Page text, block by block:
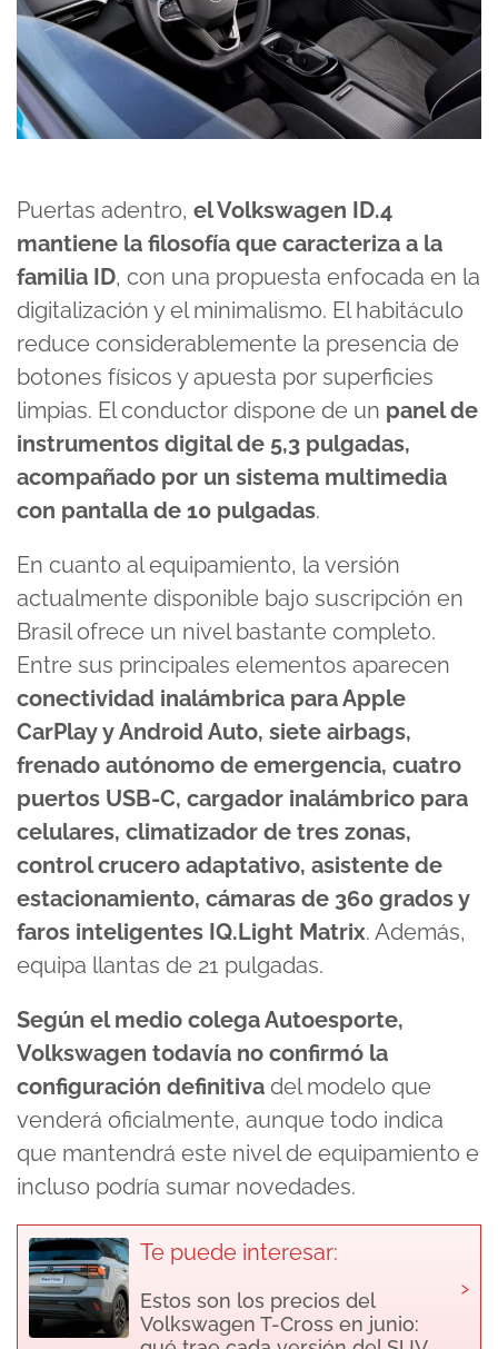
Puertas adentro, el Volkswagen ID.4
mantiene la filosofía que caracteriza a la
familia ID, con una propuesta enfocada en la
digitalización y el minimalismo. El habitáculo
reduce considerablemente la presencia de
botones físicos y apuesta por superficies
limpias. El conductor dispone de un panel de
instrumentos digital de 5,3 pulgadas,
acompañado por un sistema multimedia
con pantalla de 10 pulgadas.
En cuanto al equipamiento, la versión
actualmente disponible bajo suscripción en
Brasil ofrece un nivel bastante completo.
Entre sus principales elementos aparecen
conectividad inalámbrica para Apple
CarPlay y Android Auto, siete airbags,
frenado autónomo de emergencia, cuatro
puertos USB-C, cargador inalámbrico para
celulares, climatizador de tres zonas,
control crucero adaptativo, asistente de
estacionamiento, cámaras de 360 grados y
faros inteligentes IQ.Light Matrix. Además,
equipa llantas de 21 pulgadas.
Según el medio colega Autoesporte,
Volkswagen todavía no confirmó la
configuración definitiva del modelo que
venderá oficialmente, aunque todo indica
que mantendrá este nivel de equipamiento e
incluso podría sumar novedades.
Te puede interesar:
Estos son los precios del
Volkswagen T-Cross en junio:
›